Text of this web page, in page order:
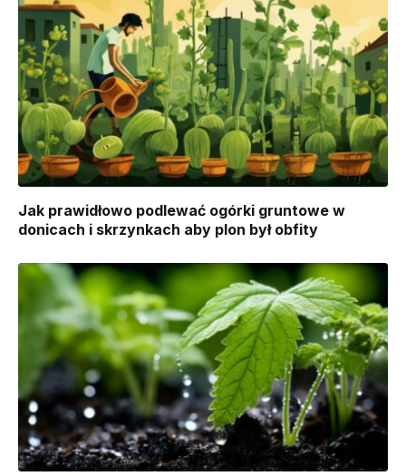
Jak prawidłowo podlewać ogórki gruntowe w
donicach i skrzynkach aby plon był obfity